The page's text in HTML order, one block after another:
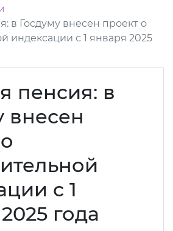
в Госдуму внесен проект о
индексации с 1 января 2025
пенсия: в
внесен
с 1
года